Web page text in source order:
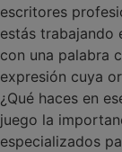
escritores
estás trabajando
con una palabra
expresión cuya
¿Qué haces en
juego la
especializados